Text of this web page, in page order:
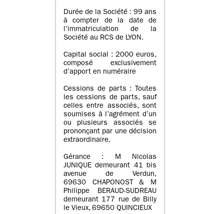
Durée de la Société : 99 ans
à compter de la date de
l’immatriculation de la
Société au RCS de LYON.
Capital social : 2000 euros,
composé exclusivement
d’apport en numéraire
Cessions de parts : Toutes
les cessions de parts, sauf
celles entre associés, sont
soumises à l’agrément d’un
ou plusieurs associés se
prononçant par une décision
extraordinaire.
Gérance : M Nicolas
JUNIQUE demeurant 41 bis
avenue de Verdun,
69630 CHAPONOST & M
Philippe BERAUD-SUDREAU
demeurant 177 rue de Billy
le Vieux, 69650 QUINCIEUX